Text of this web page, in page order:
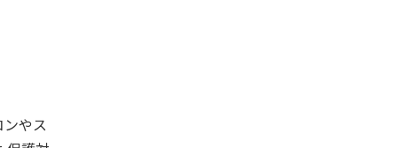
ンやス